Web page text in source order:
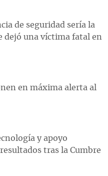
de seguridad sería la
dejó una víctima fatal en
en máxima alerta al
y apoyo
tras la Cumbre